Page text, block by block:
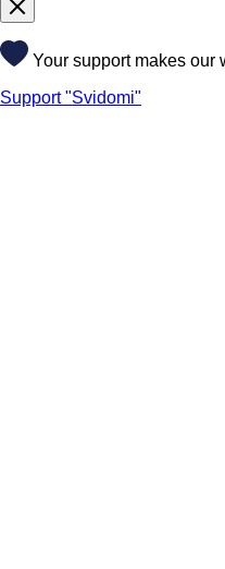
Your support makes our
Support "Svidomi"